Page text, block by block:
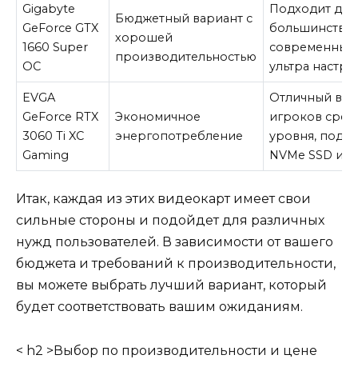
Gigabyte
GeForce GTX
1660 Super
OC
Бюджетный вариант с
хорошей
производительностью
Подходит для
большинства
современных
ультра
EVGA
GeForce RTX
3060 Ti XC
Gaming
Экономичное
энергопотребление
Отличный
игроков
уровня,
NVMe SSD и
Итак, каждая из этих видеокарт имеет свои
сильные стороны и подойдет для различных
нужд пользователей. В зависимости от вашего
бюджета и требований к производительности,
вы можете выбрать лучший вариант, который
будет соответствовать вашим ожиданиям.
< h2 >Выбор по производительности и цене